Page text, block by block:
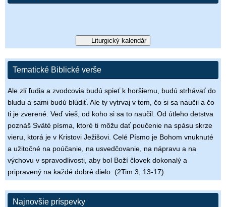
Liturgický kalendár
Tematické Biblické verše
Ale zlí ľudia a zvodcovia budú spieť k horšiemu, budú strhávať do
bludu a sami budú blúdiť. Ale ty vytrvaj v tom, čo si sa naučil a čo
ti je zverené. Veď vieš, od koho si sa to naučil. Od útleho detstva
poznáš Sväté písma, ktoré ti môžu dať poučenie na spásu skrze
vieru, ktorá je v Kristovi Ježišovi. Celé Písmo je Bohom vnuknuté
a užitočné na poúčanie, na usvedčovanie, na nápravu a na
výchovu v spravodlivosti, aby bol Boží človek dokonalý a
pripravený na každé dobré dielo. (2Tim 3, 13-17)
Najnovšie príspevky